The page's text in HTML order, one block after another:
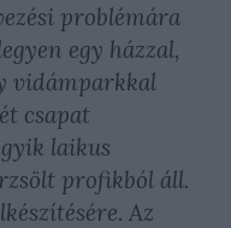
problémára
egy házzal,
vidámparkkal
csapat
laikus
profikból áll.
Az